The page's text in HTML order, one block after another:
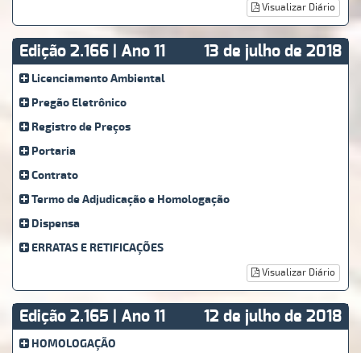
Visualizar Diário
Edição 2.166 | Ano 11 13 de julho de 2018
Licenciamento Ambiental
Pregão Eletrônico
Registro de Preços
Portaria
Contrato
Termo de Adjudicação e Homologação
Dispensa
ERRATAS E RETIFICAÇÕES
Visualizar Diário
Edição 2.165 | Ano 11 12 de julho de 2018
HOMOLOGAÇÃO